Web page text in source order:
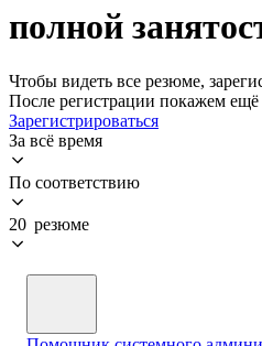
полной
Чтобы видеть все резюме,
После регистрации покажем
Зарегистрироваться
За всё время
По соответствию
20 резюме